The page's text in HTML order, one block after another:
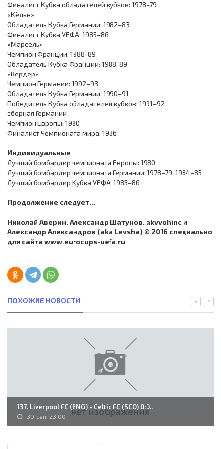
Финалист Кубка обладателей кубков: 1978–79
«Кёльн»
Обладатель Кубка Германии: 1982–83
Финалист Кубка УЕФА: 1985–86
«Марсель»
Чемпион Франции: 1988-89
Обладатель Кубка Франции: 1988-89
«Вердер»
Чемпион Германии: 1992–93
Обладатель Кубка Германии: 1990–91
Победитель Кубка обладателей кубков: 1991–92
сборная Германии
Чемпион Европы: 1980
Финалист Чемпионата мира: 1986
Индивидуальные
Лучший бомбардир чемпионата Европы: 1980
Лучший бомбардир чемпионата Германии: 1978–79, 1984–85
Лучший бомбардир Кубка УЕФА: 1985–86
Продолжение следует...
Николай Аверин, Александр Шатунов, akvvohinc и
Александр Александров (aka Levsha) © 2016 специально
для сайта www.eurocups-uefa.ru
ПОХОЖИЕ НОВОСТИ
137. Liverpool FC (ENG) - Celtic FC (SCO) 0:0..
30-сен, 23:00